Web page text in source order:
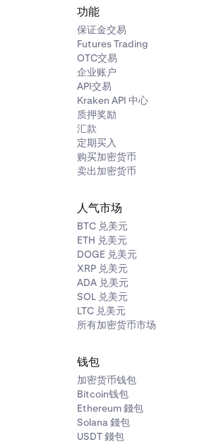
功能
保证金交易
Futures Trading
OTC交易
企业账户
API交易
Kraken API 中心
质押奖励
汇款
定期买入
购买加密货币
卖出加密货币
人气市场
BTC 兑美元
ETH 兑美元
DOGE 兑美元
XRP 兑美元
ADA 兑美元
SOL 兑美元
LTC 兑美元
所有加密货币市场
钱包
加密货币钱包
Bitcoin钱包
Ethereum 錢包
Solana 錢包
USDT 錢包